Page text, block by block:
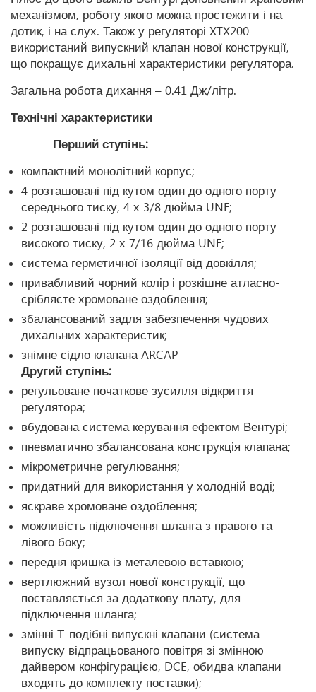
механізмом, роботу якого можна простежити і на
дотик, і на слух. Також у регуляторі XTX200
використаний випускний клапан нової конструкції,
що покращує дихальні характеристики регулятора.
Загальна робота дихання – 0.41 Дж/літр.
Технічні характеристики
Перший ступінь:
компактний монолітний корпус;
4 розташовані під кутом один до одного порту
середнього тиску, 4 х 3/8 дюйма UNF;
2 розташовані під кутом один до одного порту
високого тиску, 2 х 7/16 дюйма UNF;
система герметичної ізоляції від довкілля;
привабливий чорний колір і розкішне атласно-
сріблясте хромоване оздоблення;
збалансований задля забезпечення чудових
дихальних характеристик;
знімне сідло клапана ARCAP
Другий ступінь:
регульоване початкове зусилля відкриття
регулятора;
вбудована система керування ефектом Вентурі;
пневматично збалансована конструкція клапана;
мікрометричне регулювання;
придатний для використання у холодній воді;
яскраве хромоване оздоблення;
можливість підключення шланга з правого та
лівого боку;
передня кришка із металевою вставкою;
вертлюжний вузол нової конструкції, що
поставляється за додаткову плату, для
підключення шланга;
змінні Т-подібні випускні клапани (система
випуску відпрацьованого повітря зі змінною
дайвером конфігурацією, DCE, обидва клапани
входять до комплекту поставки);